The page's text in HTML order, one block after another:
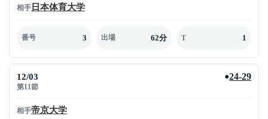
相手 日本体育大学
番号 3 出場 62分 T 1
12/03
第11節
●24-29
相手帝京大学